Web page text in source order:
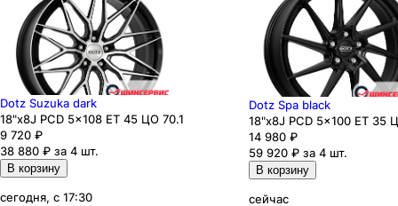
Dotz Suzuka dark
18"x8J PCD 5x108 ЕТ 45 ЦО 70.1
9 720 ₽
38 880 ₽ за 4 шт.
В корзину
сегодня, с 17:30
Dotz Spa black
18"x8J PCD 5x100 ЕТ 35
14 980 ₽
59 920 ₽ за 4 шт.
В корзину
сейчас